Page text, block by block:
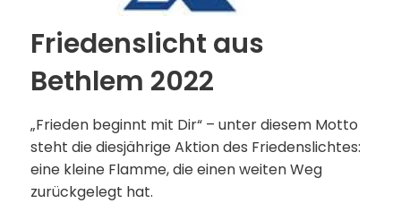
Friedenslicht aus
Bethlem 2022
„Frieden beginnt mit Dir“ – unter diesem Motto
steht die diesjährige Aktion des Friedenslichtes:
eine kleine Flamme, die einen weiten Weg
zurückgelegt hat.